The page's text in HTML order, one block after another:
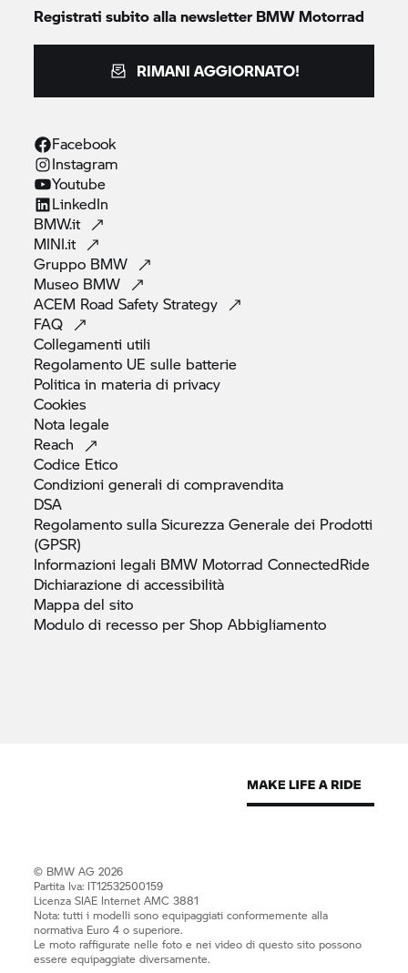
Registrati subito alla newsletterBMW Motorrad
RIMANI AGGIORNATO!
Facebook
Instagram
Youtube
LinkedIn
BMW.it
MINI.it
Gruppo BMW
Museo BMW
ACEM Road SafetyStrategy
FAQ
Collegamenti utili
Regolamento UE sulle batterie
Politica in materia di privacy
Cookies
Nota legale
Reach
Codice Etico
Condizioni generali dicompravendita
DSA
Regolamento sulla Sicurezza Generale dei Prodotti
(GPSR)
Informazioni legali BMW Motorrad ConnectedRide
Dichiarazione diaccessibilità
Mappa delsito
Modulo di recesso per ShopAbbigliamento
© BMW AG 2026
Partita Iva: IT12532500159
Licenza SIAE Internet AMC 3881
Nota: tutti i modelli sono equipaggiati conformemente alla
normativa Euro 4 o superiore.
Le moto raffigurate nelle foto e nei video di questo sito possono
essere equipaggiate diversamente.